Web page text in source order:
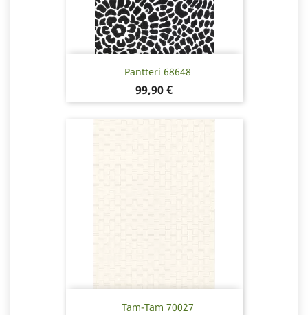
Pantteri 68648
Pris
99,90 €
Tam-Tam 70027